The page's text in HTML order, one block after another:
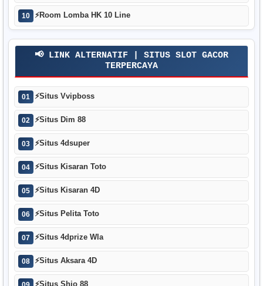
10 ⚡Room Lomba HK 10 Line
📢 LINK ALTERNATIF | SITUS SLOT GACOR
TERPERCAYA
01 ⚡Situs Vvipboss
02 ⚡Situs Dim 88
03 ⚡Situs 4dsuper
04 ⚡Situs Kisaran Toto
05 ⚡Situs Kisaran 4D
06 ⚡Situs Pelita Toto
07 ⚡Situs 4dprize Wla
08 ⚡Situs Aksara 4D
⚡Situs Shio 88